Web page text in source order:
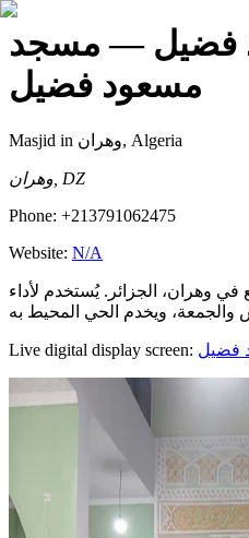
فضيل — مسجد
مسعود فضيل
Masjid in وهران, Algeria
وهران, DZ
Phone: +213791062475
Website: N/A
وهران، الجزائر. يُستخدم لأداء
Live digital display screen: فضيل